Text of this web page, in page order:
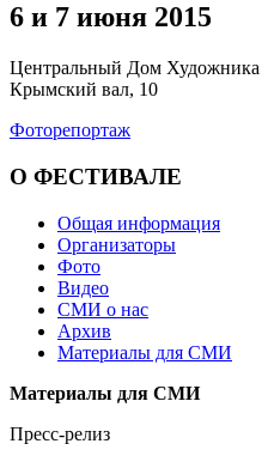
6 и 7 июня 2015
Центральный Дом Художника
Крымский вал, 10
Фоторепортаж
О ФЕСТИВАЛЕ
Общая информация
Организаторы
Фото
Видео
СМИ о нас
Архив
Материалы для СМИ
Материалы для СМИ
Пресс-релиз